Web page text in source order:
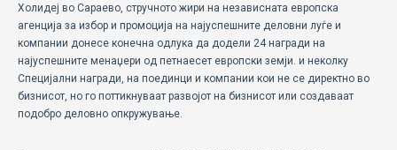
Холидеј во Сараево, стручното жири на независната европска
агенција за избор и промоција на најуспешните деловни луѓе и
компании донесе конечна одлука да додели 24 награди на
најуспешните менаџери од петнаесет европски земји. и неколку
Специјални награди, на поединци и компании кои не се директно во
бизнисот, но го поттикнуваат развојот на бизнисот или создаваат
подобро деловно опкружување.